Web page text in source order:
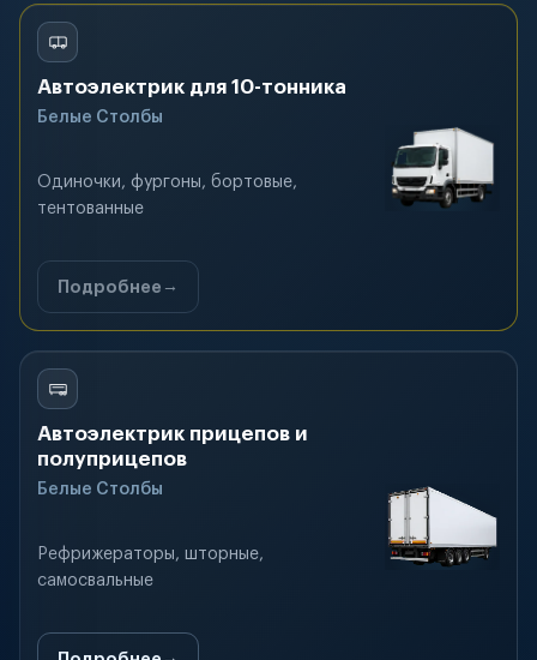
Автоэлектрик для 10-тонника
Белые Столбы
Одиночки, фургоны, бортовые,
тентованные
Подробнее
Автоэлектрик прицепов и
полуприцепов
Белые Столбы
Рефрижераторы, шторные,
самосвальные